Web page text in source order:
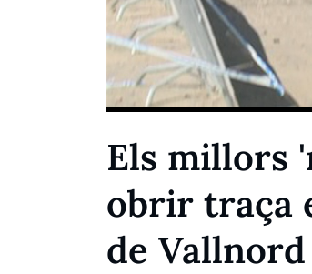
Els millors
obrir traça
de Vallnord